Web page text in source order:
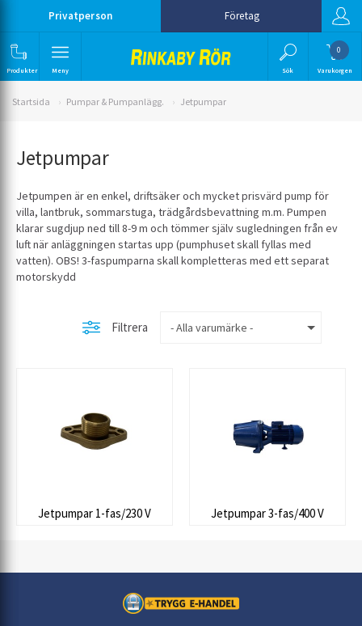
Privatperson Företag
Produkter Meny Sök
0
Varukorgen
Startsida Pumpar & Pumpanlägg. Jetpumpar
Jetpumpar
Jetpumpen är en enkel, driftsäker och mycket prisvärd pump för
villa, lantbruk, sommarstuga, trädgårdsbevattning m.m. Pumpen
klarar sugdjup ned till 8-9 m och tömmer själv sugledningen från ev
luft när anläggningen startas upp (pumphuset skall fyllas med
vatten). OBS! 3-faspumparna skall kompletteras med ett separat
motorskydd
Filtrera
Jetpumpar 1-fas/230 V Jetpumpar 3-fas/400 V